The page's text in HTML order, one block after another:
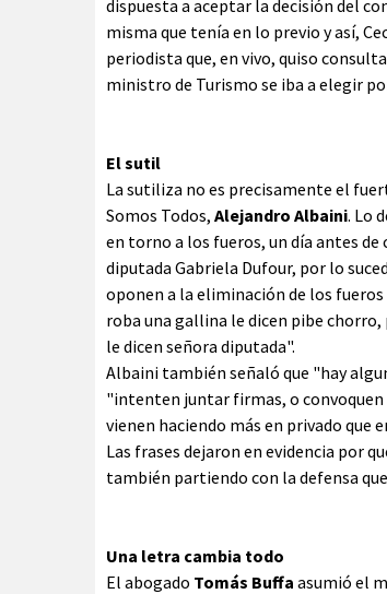
dispuesta a aceptar la decisión del
misma que tenía en lo previo y así,
periodista que, en vivo, quiso
ministro de Turismo se iba a elegir
El sutil
La sutiliza no es precisamente el
Somos Todos, Alejandro Albaini. Lo
en torno a los fueros, un día antes de
diputada Gabriela Dufour, por lo
oponen a la eliminación de los
roba una gallina le dicen pibe
le dicen señora diputada".
Albaini también señaló que "hay
"intenten juntar firmas, o
vienen haciendo más en privado que
Las frases dejaron en evidencia por
también partiendo con la defensa
Una letra cambia todo
El abogado Tomás Buffa asumió el